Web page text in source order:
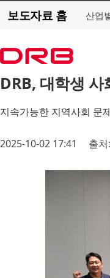
보도자료 홈 산업
DRB, 대학생
지속가능한 지역사회 문
2025-10-02 17:41 출